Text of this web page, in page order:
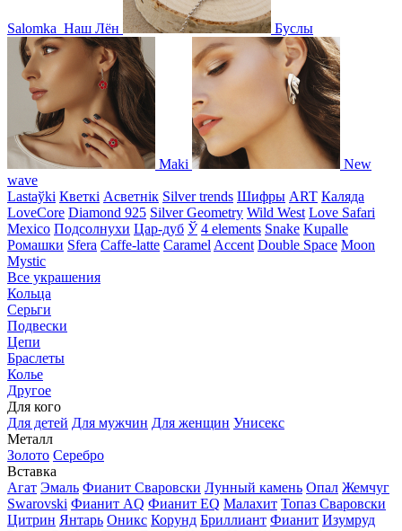
Salomka Наш Лён Буслы
Maki
New
wave
Lastaўki Кветкі Асветнiк Silver trends Шифры ART Каляда
LoveCore Diamond 925 Silver Geometry Wild West Love Safari
Mexico Подсолнухи Цар-дуб Ў 4 elements Snake Kupalle
Ромашки Sfera Caffe-latte Caramel Accent Double Space Moon
Mystic
Все украшения
Кольца
Серьги
Подвески
Цепи
Браслеты
Колье
Другое
Для кого
Для детей Для мужчин Для женщин Унисекс
Металл
Золото Серебро
Вставка
Агат Эмаль Фианит Сваровски Лунный камень Опал Жемчуг
Swarovski Фианит AQ Фианит EQ Малахит Топаз Сваровски
Цитрин Янтарь Оникс Корунд Бриллиант Фианит Изумруд